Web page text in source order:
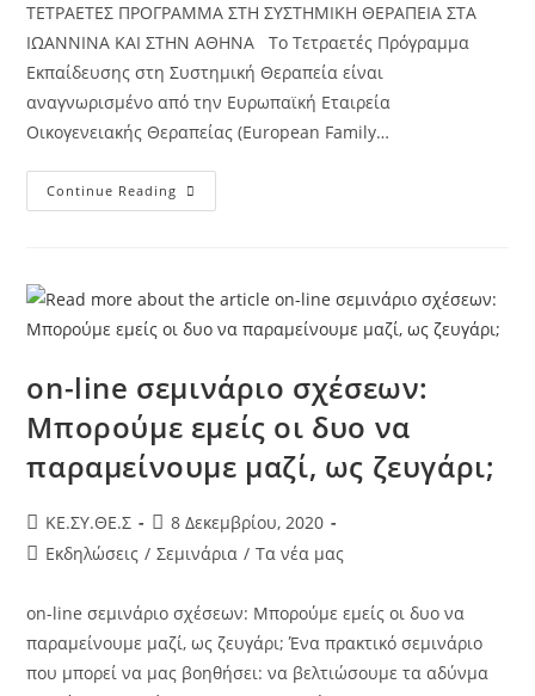
ΤΕΤΡΑΕΤΕΣ ΠΡΟΓΡΑΜΜΑ ΣΤΗ ΣΥΣΤΗΜΙΚΗ ΘΕΡΑΠΕΙΑ ΣΤΑ
ΙΩΑΝΝΙΝΑ ΚΑΙ ΣΤΗΝ ΑΘΗΝΑ Το Τετραετές Πρόγραμμα
Εκπαίδευσης στη Συστημική Θεραπεία είναι
αναγνωρισμένο από την Ευρωπαϊκή Εταιρεία
Οικογενειακής Θεραπείας (European Family…
Continue Reading
on-line σεμινάριο σχέσεων:
Μπορούμε εμείς οι δυο να
παραμείνουμε μαζί, ως ζευγάρι;
KE.ΣΥ.ΘΕ.Σ
8 Δεκεμβρίου, 2020
Εκδηλώσεις / Σεμινάρια / Τα νέα μας
on-line σεμινάριο σχέσεων: Μπορούμε εμείς οι δυο να
παραμείνουμε μαζί, ως ζευγάρι; Ένα πρακτικό σεμινάριο
που μπορεί να μας βοηθήσει: να βελτιώσουμε τα αδύνμα